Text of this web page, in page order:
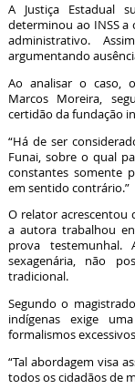
A Justiça Estadual
determinou ao INSS
administrativo.
argumentando
Ao analisar o caso,
Marcos Moreira,
certidão da fundação
“Há de ser
Funai, sobre o qual
constantes somente
em sentido contrário.”
O relator acrescentou
a autora trabalhou
prova
sexagenária, não
tradicional.
Segundo o
indígenas exige
formalismos
“Tal abordagem visa
todos os cidadãos de